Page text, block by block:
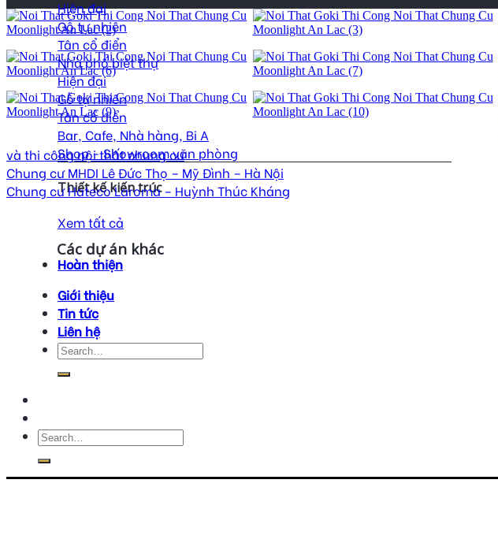
Hiện đại
Gỗ tự nhiên
Tân cổ điển
Nhà phố biệt thự
Hiện đại
Gỗ tự nhiên
Tân cổ điển
Bar, Cafe, Nhà hàng, Bi A
Shop - Showroom văn phòng
Thiết kế kiến trúc
Xem tất cả
Hoàn thiện
Giới thiệu
Tin tức
Liên hệ
và thi công nội thất chung cư
Chung cư MHDI Lê Đức Thọ – Mỹ Đình – Hà Nội
Chung cư Hateco Laroma – Huỳnh Thúc Kháng
Các dự án khác